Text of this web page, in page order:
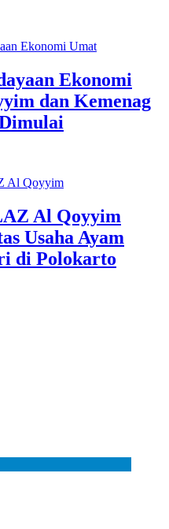
Ekonomi
dan Kemenag
Al Qoyyim
Usaha Ayam
di Polokarto